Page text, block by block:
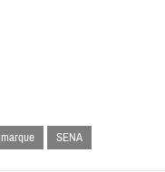
marque SENA